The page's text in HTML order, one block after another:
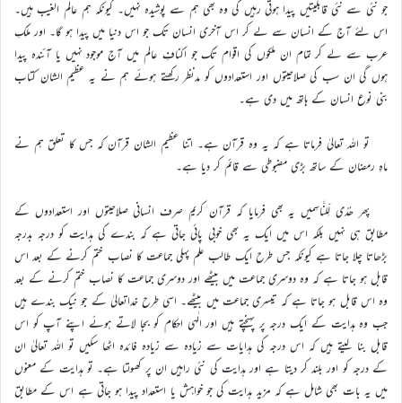
جو نئی سے نئی قابلیتیں پیدا ہوتی رہیں گی وہ بھی ہم سے پوشیدہ نہیں۔ کیونکہ ہم عالم الغیب ہیں۔
اس لئے آج کے انسان سے لے کر اس آخری انسان تک جو اس دنیا میں پیدا ہو گا۔ اور ملکِ
عرب سے لے کر تمام ان ملکوں کی اقوام تک جو اکنافِ عالم میں آج موجود نہیں یا آئندہ پیدا
ہوں گی ان سب کی صلاحیتوں اور استعدادوں کو مدنظر رکھتے ہوئے ہم نے یہ عظیم الشان کتاب
بنی نوع انسان کے ہاتھ میں دی ہے۔
تو اللہ تعالیٰ فرماتا ہے کہ یہ وہ قرآن ہے۔ اتنا عظیم الشان قرآن کہ جس کا تعلق ہم نے
ماہِ رمضان کے ساتھ بڑی مضبوطی سے قائم کر دیا ہے۔
پھر ھُدًی لِّلنَّاسِمیں یہ بھی فرمایا کہ قرآن کریم صرف انسانی صلاحیتوں اور استعدادوں کے
مطابق ہی نہیں بلکہ اس میں ایک یہ بھی خوبی پائی جاتی ہے کہ بندے کی ہدایت کو درجہ بدرجہ
بڑھاتا چلا جاتا ہے کیونکہ جس طرح ایک طالب علم پہلی جماعت کا نصاب ختم کرنے کے بعد اس
قابل ہو جاتا ہے کہ وہ دوسری جماعت میں بیٹھے اور دوسری جماعت کا نصاب ختم کرنے کے بعد
وہ اس قابل ہو جاتا ہے کہ تیسری جماعت میں بیٹھے۔ اسی طرح خداتعالیٰ کے جو نیک بندے ہیں
جب وہ ہدایت کے ایک درجہ پر پہنچتے ہیں اور الٰہی احکام کو بجا لاتے ہوئے اپنے آپ کو اس
قابل بنا لیتے ہیں کہ اس درجہ کی ہدایات سے زیادہ سے زیادہ فائدہ اٹھا سکیں تو اللہ تعالیٰ ان
کے درجہ کو اور بلند کر دیتا ہے اور ہدایت کی نئی راہیں ان پر کھولتا ہے۔ تو ہدایت کے معنوں
میں یہ بات بھی شامل ہے کہ مزید ہدایت کی جو خواہش یا استعداد پیدا ہو جاتی ہے اس کے مطابق